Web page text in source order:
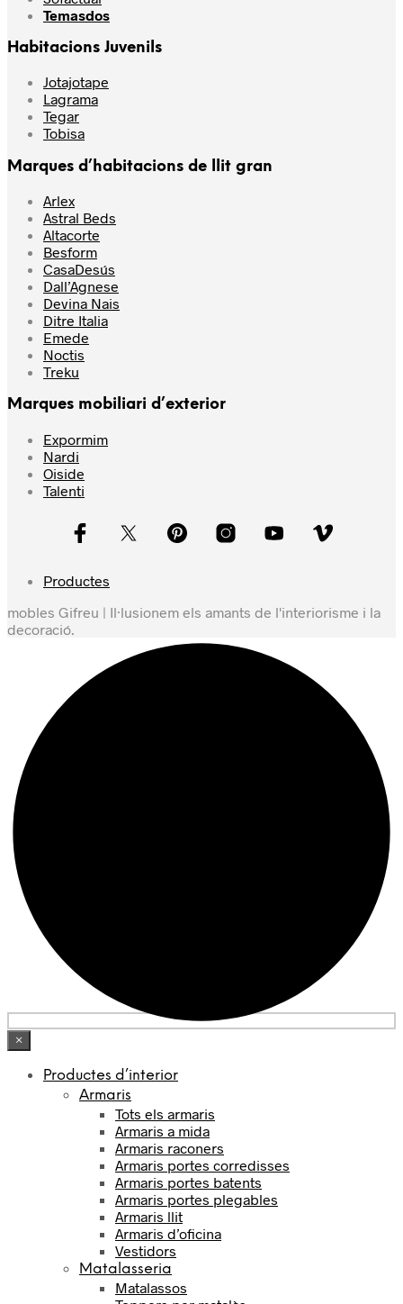
Temasdos
Habitacions Juvenils
Jotajotape
Lagrama
Tegar
Tobisa
Marques d’habitacions de llit gran
Arlex
Astral Beds
Altacorte
Besform
CasaDesús
Dall’Agnese
Devina Nais
Ditre Italia
Emede
Noctis
Treku
Marques mobiliari d’exterior
Expormim
Nardi
Oiside
Talenti
Productes
mobles Gifreu | Il·lusionem els amants de l'interiorisme i la
decoració.
×
Productes d’interior
Armaris
Tots els armaris
Armaris a mida
Armaris raconers
Armaris portes corredisses
Armaris portes batents
Armaris portes plegables
Armaris llit
Armaris d’oficina
Vestidors
Matalasseria
Matalassos